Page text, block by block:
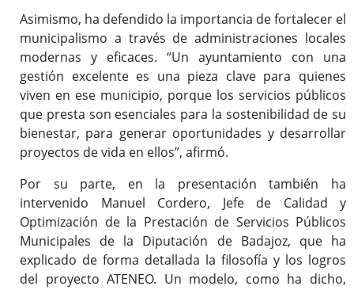
Asimismo, ha defendido la importancia de fortalecer el
municipalismo a través de administraciones locales
modernas y eficaces. “Un ayuntamiento con una
gestión excelente es una pieza clave para quienes
viven en ese municipio, porque los servicios públicos
que presta son esenciales para la sostenibilidad de su
bienestar, para generar oportunidades y desarrollar
proyectos de vida en ellos”, afirmó.
Por su parte, en la presentación también ha
intervenido Manuel Cordero, Jefe de Calidad y
Optimización de la Prestación de Servicios Públicos
Municipales de la Diputación de Badajoz, que ha
explicado de forma detallada la filosofía y los logros
del proyecto ATENEO. Un modelo, como ha dicho,